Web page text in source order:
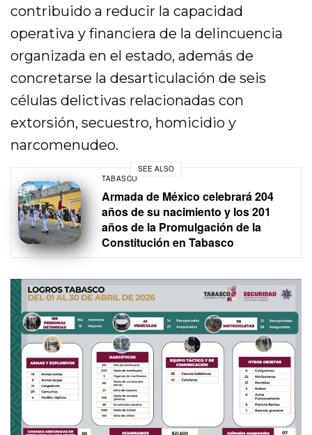
contribuido a reducir la capacidad
operativa y financiera de la delincuencia
organizada en el estado, además de
concretarse la desarticulación de seis
células delictivas relacionadas con
extorsión, secuestro, homicidio y
narcomenudeo.
SEE ALSO
TABASCO
Armada de México celebrará 204
años de su nacimiento y los 201
años de la Promulgación de la
Constitución en Tabasco